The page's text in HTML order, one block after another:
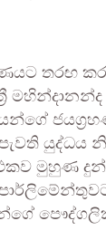
තරඟ
යුද්ධය
මුහුණ